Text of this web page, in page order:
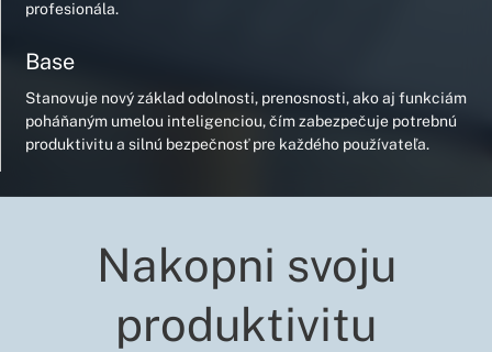
profesionála.
Base
Stanovuje nový základ odolnosti, prenosnosti, ako aj funkciám
poháňaným umelou inteligenciou, čím zabezpečuje potrebnú
produktivitu a silnú bezpečnosť pre každého používateľa.
Nakopni svoju
produktivitu